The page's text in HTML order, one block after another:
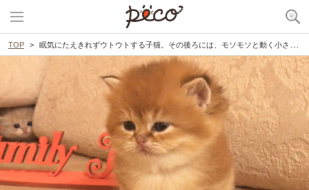
TOP 眠気にたえきれずウトウトする子猫。その後ろには、モソモソと動く小さなハンターの影が…(ΦωΦ)！